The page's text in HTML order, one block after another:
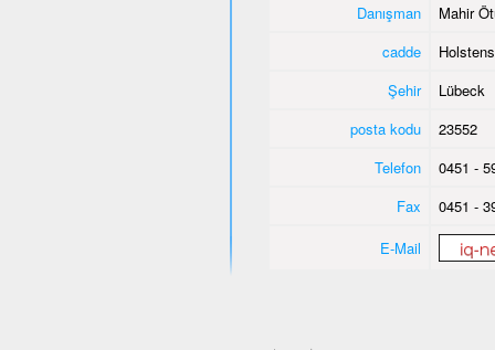
Danışman
Mahir
cadde
Şehir
Lübeck
posta kodu
23552
Telefon
0451 -
Fax
0451 -
E-Mail